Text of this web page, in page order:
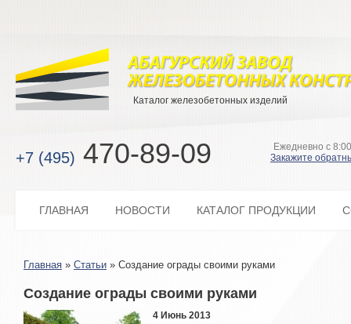
Каталог железобетонных изделий
+7 (495) 470-89-09
Ежедневно с
Закажите
ГЛАВНАЯ НОВОСТИ КАТАЛОГ ПРОДУКЦИИ
Главная » Статьи » Создание ограды своими руками
Создание ограды своими руками
4 Июнь 2013